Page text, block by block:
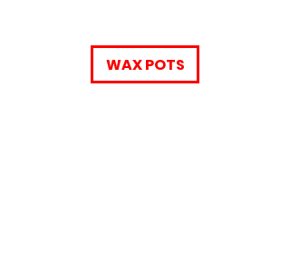
WAX POTS